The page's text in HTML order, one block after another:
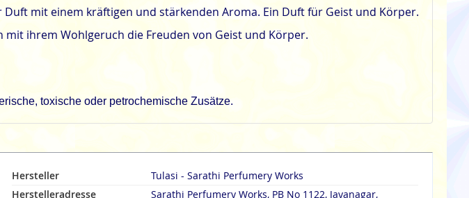
mit einem kräftigen und stärkenden Aroma. Ein Duft für Geist und Körper.
ihrem Wohlgeruch die Freuden von Geist und Körper.
toxische oder petrochemische Zusätze.
Hersteller
Tulasi - Sarathi Perfumery Works
Herstelleradresse
Sarathi Perfumery Works, PB No 1122, Jayanagar,